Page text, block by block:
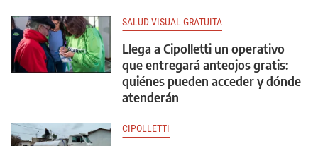
SALUD VISUAL GRATUITA
Llega a Cipolletti un operativo
que entregará anteojos gratis:
quiénes pueden acceder y dónde
atenderán
CIPOLLETTI